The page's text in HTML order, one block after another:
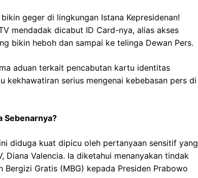
geger di lingkungan Istana Kepresidenan!
mendadak dicabut ID Card-nya, alias akses
bikin heboh dan sampai ke telinga Dewan Pers.
aduan terkait pencabutan kartu identitas
kekhawatiran serius mengenai kebebasan pers di
Sebenarnya?
diduga kuat dipicu oleh pertanyaan sensitif yang
Valencia. Ia diketahui menanyakan tindak
Gratis (MBG) kepada Presiden Prabowo